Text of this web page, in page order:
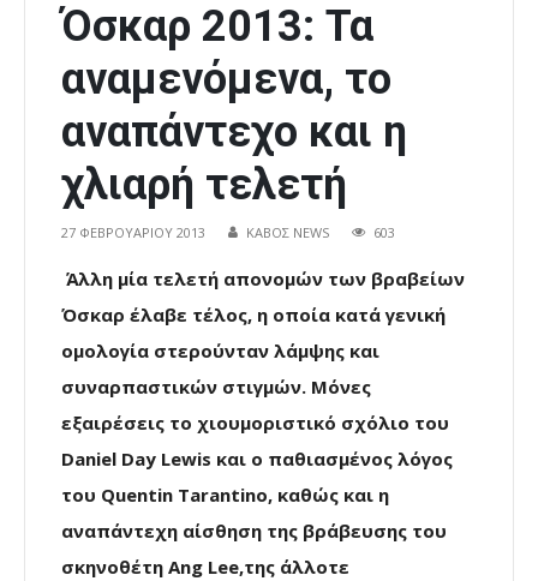
Όσκαρ 2013: Τα
αναμενόμενα, το
αναπάντεχο και η
χλιαρή τελετή
27 ΦΕΒΡΟΥΑΡΊΟΥ 2013 ΚΑΒΟΣ NEWS 603
Άλλη μία τελετή απονομών των βραβείων
Όσκαρ έλαβε τέλος, η οποία κατά γενική
ομολογία στερούνταν λάμψης και
συναρπαστικών στιγμών. Μόνες
εξαιρέσεις το χιουμοριστικό σχόλιο του
Daniel Day Lewis και ο παθιασμένος λόγος
του Quentin Tarantino, καθώς και η
αναπάντεχη αίσθηση της βράβευσης του
σκηνοθέτη Ang Lee,της άλλοτε